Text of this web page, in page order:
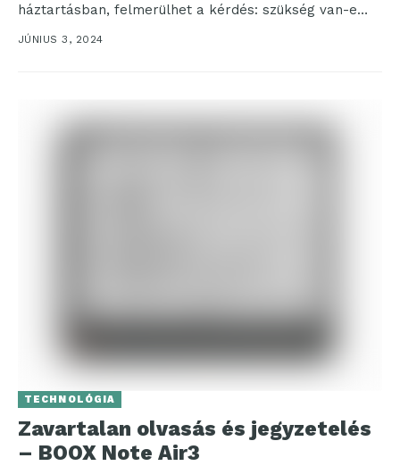
háztartásban, felmerülhet a kérdés: szükség van-e
emellett tabletre is?...
JÚNIUS 3, 2024
TECHNOLÓGIA
Zavartalan olvasás és jegyzetelés
– BOOX Note Air3